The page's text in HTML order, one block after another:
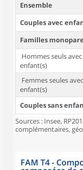
Ensemble
Couples avec
Familles
Hommes seuls avec
enfant(s)
Femmes seules avec
enfant(s)
Couples sans
Sources : Insee,
complémentaires,
FAM T4 -